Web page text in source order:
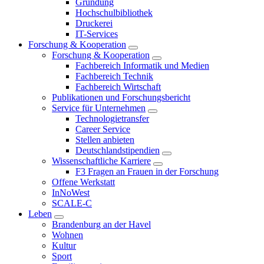
Gründung
Hochschulbibliothek
Druckerei
IT-Services
Forschung & Kooperation
Forschung & Kooperation
Fachbereich Informatik und Medien
Fachbereich Technik
Fachbereich Wirtschaft
Publikationen und Forschungsbericht
Service für Unternehmen
Technologietransfer
Career Service
Stellen anbieten
Deutschlandstipendien
Wissenschaftliche Karriere
F3 Fragen an Frauen in der Forschung
Offene Werkstatt
InNoWest
SCALE-C
Leben
Brandenburg an der Havel
Wohnen
Kultur
Sport